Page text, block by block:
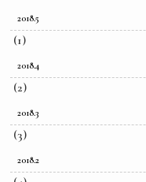
2018.5
(1)
2018.4
(2)
2018.3
(3)
2018.2